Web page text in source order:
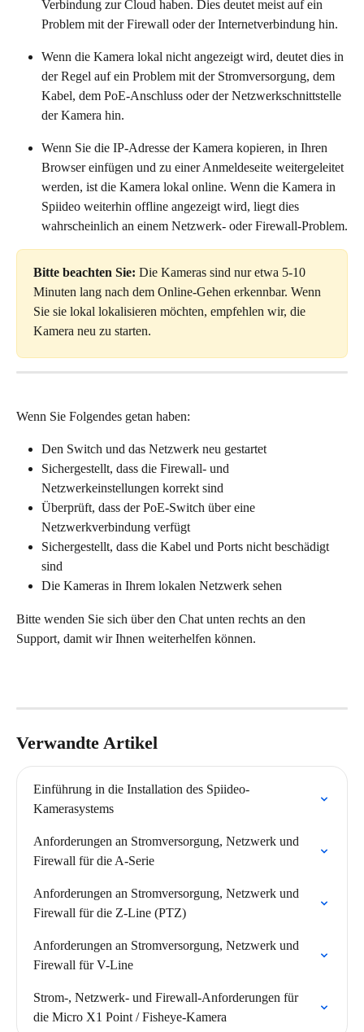
Verbindung zur Cloud haben. Dies deutet meist auf ein
Problem mit der Firewall oder der Internetverbindung hin.
Wenn die Kamera lokal nicht angezeigt wird, deutet dies in
der Regel auf ein Problem mit der Stromversorgung, dem
Kabel, dem PoE-Anschluss oder der Netzwerkschnittstelle
der Kamera hin.
Wenn Sie die IP-Adresse der Kamera kopieren, in Ihren
Browser einfügen und zu einer Anmeldeseite weitergeleitet
werden, ist die Kamera lokal online. Wenn die Kamera in
Spiideo weiterhin offline angezeigt wird, liegt dies
wahrscheinlich an einem Netzwerk- oder Firewall-Problem.
Bitte beachten Sie: Die Kameras sind nur etwa 5-10
Minuten lang nach dem Online-Gehen erkennbar. Wenn
Sie sie lokal lokalisieren möchten, empfehlen wir, die
Kamera neu zu starten.
Wenn Sie Folgendes getan haben:
Den Switch und das Netzwerk neu gestartet
Sichergestellt, dass die Firewall- und
Netzwerkeinstellungen korrekt sind
Überprüft, dass der PoE-Switch über eine
Netzwerkverbindung verfügt
Sichergestellt, dass die Kabel und Ports nicht beschädigt
sind
Die Kameras in Ihrem lokalen Netzwerk sehen
Bitte wenden Sie sich über den Chat unten rechts an den
Support, damit wir Ihnen weiterhelfen können.
Verwandte Artikel
Einführung in die Installation des Spiideo-
Kamerasystems
Anforderungen an Stromversorgung, Netzwerk und
Firewall für die A-Serie
Anforderungen an Stromversorgung, Netzwerk und
Firewall für die Z-Line (PTZ)
Anforderungen an Stromversorgung, Netzwerk und
Firewall für V-Line
Strom-, Netzwerk- und Firewall-Anforderungen für
die Micro X1 Point / Fisheye-Kamera